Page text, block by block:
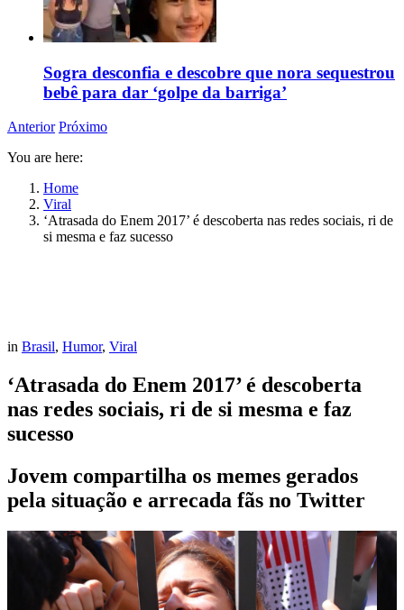
Sogra desconfia e descobre que nora sequestrou
bebê para dar ‘golpe da barriga’
Anterior Próximo
You are here:
Home
Viral
‘Atrasada do Enem 2017’ é descoberta nas redes sociais, ri de
si mesma e faz sucesso
in Brasil, Humor, Viral
‘Atrasada do Enem 2017’ é descoberta
nas redes sociais, ri de si mesma e faz
sucesso
Jovem compartilha os memes gerados
pela situação e arrecada fãs no Twitter